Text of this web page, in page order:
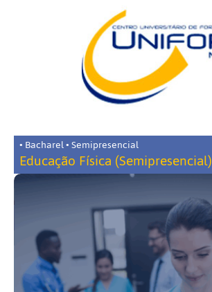
• Bacharel • Semipresencial
Educação Física (Semipresencial)